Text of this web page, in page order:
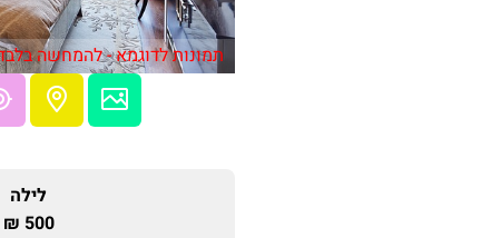
תמונות לדוגמא - להמחשה
לילה
500 ₪